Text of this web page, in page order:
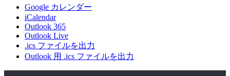
Google カレンダー
iCalendar
Outlook 365
Outlook Live
.ics ファイルを出力
Outlook 用 .ics ファイルを出力